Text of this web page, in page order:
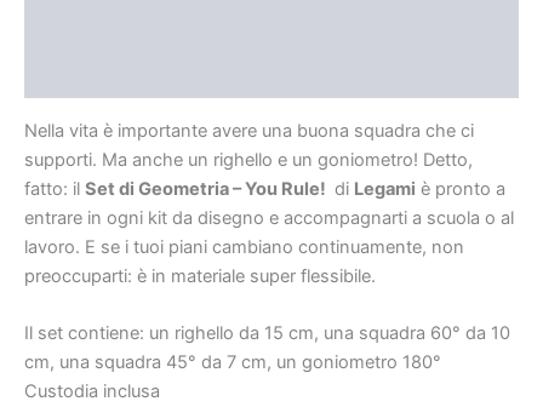
Nella vita è importante avere una buona squadra che ci
supporti. Ma anche un righello e un goniometro! Detto,
fatto: il Set di Geometria – You Rule! di Legami è pronto a
entrare in ogni kit da disegno e accompagnarti a scuola o al
lavoro. E se i tuoi piani cambiano continuamente, non
preoccuparti: è in materiale super flessibile.
Il set contiene: un righello da 15 cm, una squadra 60° da 10
cm, una squadra 45° da 7 cm, un goniometro 180°
Custodia inclusa